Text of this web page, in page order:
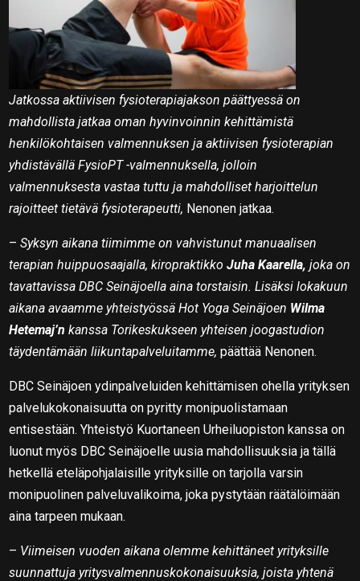
Jatkossa aktiivisen fysioterapiajakson päättyessä on
mahdollista jatkaa oman hyvinvoinnin kehittämistä
henkilökohtaisen valmennuksen ja aktiivisen fysioterapian
yhdistävällä FysioPT -valmennuksella, jolloin
valmennuksesta vastaa tuttu ja mahdolliset harjoittelun
rajoitteet tietävä fysioterapeutti, Nenonen jatkaa.
– Syksyn aikana tiimimme on vahvistunut manuaalisen
terapian huippuosaajalla, kiropraktikkoJuha Kaarella,joka on
tavattavissa DBC Seinäjoella aina torstaisin. Lisäksi lokakuun
aikana avaamme yhteistyössä Hot Yoga Seinäjoen Wilma
Hetemaj’n kanssa Torikeskukseen yhteisen joogastudion
täydentämään liikuntapalveluitamme,päättää Nenonen.
DBC Seinäjoen ydinpalveluiden kehittämisen ohella yrityksen
palvelukokonaisuutta on pyritty monipuolistamaan
entisestään. Yhteistyö Kuortaneen Urheiluopiston kanssa on
luonut myös DBC Seinäjoelle uusia mahdollisuuksia ja tällä
hetkellä eteläpohjalaisille yrityksille on tarjolla varsin
monipuolinen palveluvalikoima, joka pystytään räätälöimään
aina tarpeen mukaan.
– Viimeisen vuoden aikana olemme kehittäneet yrityksille
suunnattuja yritysvalmennuskokonaisuuksia, joista yhtenä